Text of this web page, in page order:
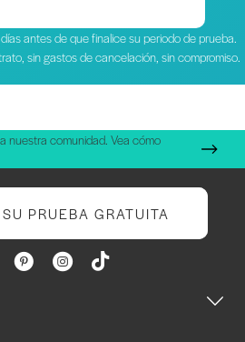
antes de que finalice su periodo de prueba.
sin gastos de cancelación, sin compromiso.
nuestra comunidad. Vea cómo
PRUEBA GRATUITA